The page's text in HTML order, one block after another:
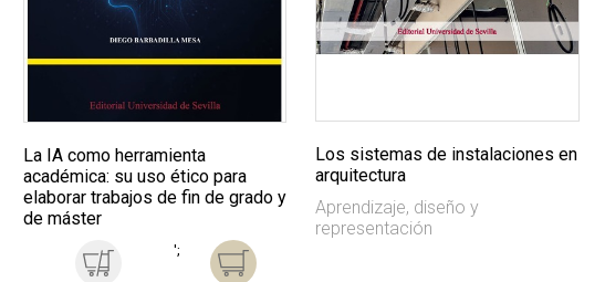
La IA como herramienta
académica: su uso ético para
elaborar trabajos de fin de grado y
de máster
';
Los sistemas de instalaciones en
arquitectura
Aprendizaje, diseño y
representación